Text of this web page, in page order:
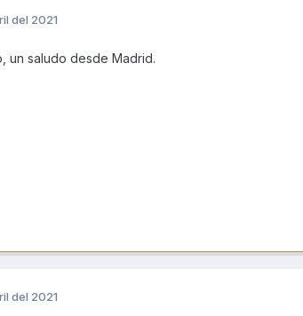
del 2021
un saludo desde Madrid.
del 2021